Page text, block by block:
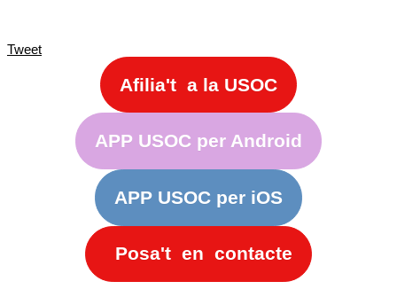
Tweet
Afilia't a la USOC
APP USOC per Android
APP USOC per iOS
Posa't en contacte